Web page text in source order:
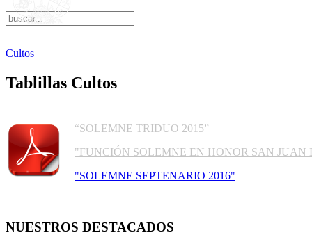
Cultos
Tablillas Cultos
“SOLEMNE TRIDUO 2015”
"FUNCIÓN SOLEMNE EN HONOR SAN JUAN
"SOLEMNE SEPTENARIO 2016"
NUESTROS DESTACADOS